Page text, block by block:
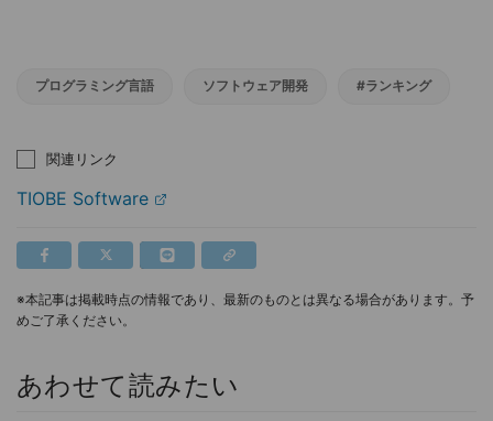
プログラミング言語 ソフトウェア開発 #ランキング
関連リンク
TIOBE Software
※本記事は掲載時点の情報であり、最新のものとは異なる場合があります。予
めご了承ください。
あわせて読みたい